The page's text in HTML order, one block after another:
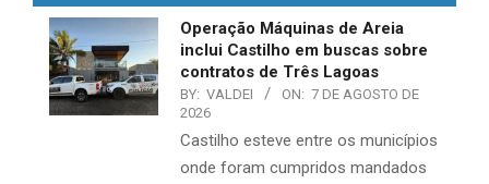
Operação Máquinas de Areia
inclui Castilho em buscas sobre
contratos de Três Lagoas
BY: VALDEI ON: 7 DE AGOSTO DE
2026
Castilho esteve entre os municípios
onde foram cumpridos mandados